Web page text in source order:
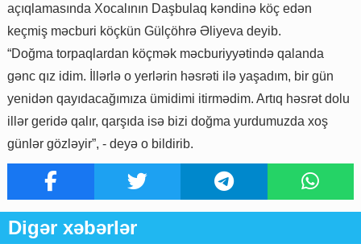
açıqlamasında Xocalının Daşbulaq kəndinə köç edən
keçmiş məcburi köçkün Gülçöhrə Əliyeva deyib.
“Doğma torpaqlardan köçmək məcburiyyətində qalanda
gənc qız idim. İllərlə o yerlərin həsrəti ilə yaşadım, bir gün
yenidən qayıdacağımıza ümidimi itirmədim. Artıq həsrət dolu
illər geridə qalır, qarşıda isə bizi doğma yurdumuzda xoş
günlər gözləyir”, - deyə o bildirib.
Digər xəbərlər